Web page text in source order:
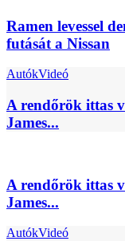
Ramen levessel
futását a Nissan
AutókVideó
A rendőrök ittas
James...
A rendőrök ittas
James...
AutókVideó